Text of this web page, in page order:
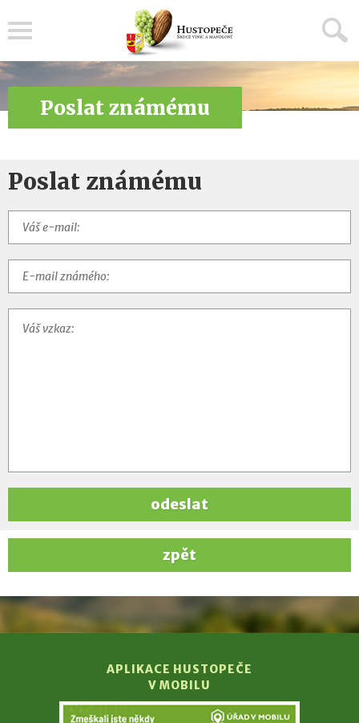
Poslat známému
Poslat známému
odeslat
zpět
APLIKACE HUSTOPEČE
V MOBILU